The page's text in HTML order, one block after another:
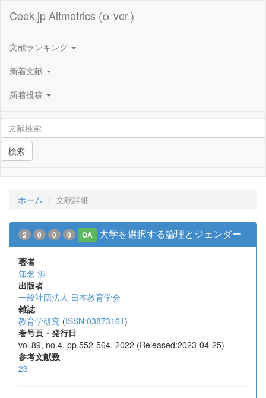
Ceek.jp Altmetrics (α ver.)
文献ランキング
新着文献
新着投稿
検索
ホーム 文献詳細
2 0 0 0 OA 大学を選択する論理とジェンダー
著者
知念 渉
出版者
一般社団法人 日本教育学会
雑誌
教育学研究 (ISSN:03873161)
巻号頁・発行日
vol.89, no.4, pp.552-564, 2022 (Released:2023-04-25)
参考文献数
23